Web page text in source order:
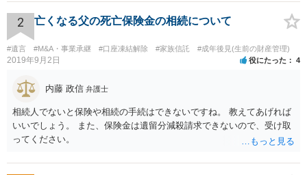
相続人おられるということであれば、他の相続人との協議が必要とな
るところです。 また、当該点とは別にご主人から貸付ではなく贈与で
あると主張される可能性がございます。 その場合には、貸付であるこ
とを伺わせる事情をどれだけ積み重ねることが出来るか、というとこ
ろとなります。 返済の事実や、返済を約束するメール等です。 金額の
おく方が宜しいかと思います。 緊急という訳ではないかと思います
が、事前準備が早い方が有効な手段が増える傾向にありますので、早
目に弁護士を入れられることを御検討頂くと良いかと思います。
2 亡くなる父の死亡保険金の相続について
#遺言 #M&A・事業承継 #口座凍結解除 #家族信託 #成年後見(生前の財産管理)
2019年9月2日 役にたった 4
内藤 政信 弁護士
相続人でないと保険や相続の手続はできないですね。 教えてあげれば
いいでしょう。 また、保険金は遺留分減殺請求できないので、受け取
ってください。